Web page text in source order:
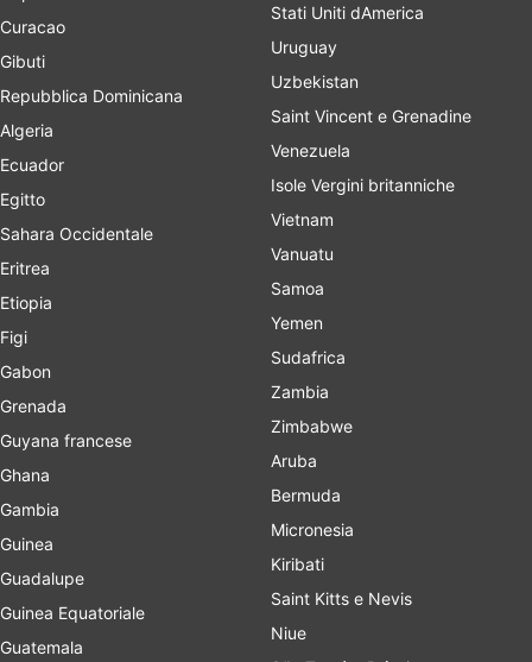
Curacao
Gibuti
Repubblica Dominicana
Algeria
Ecuador
Egitto
Sahara Occidentale
Eritrea
Etiopia
Figi
Gabon
Grenada
Guyana francese
Ghana
Gambia
Guinea
Guadalupe
Guinea Equatoriale
Guatemala
Stati Uniti dAmerica
Uruguay
Uzbekistan
Saint Vincent e Grenadine
Venezuela
Isole Vergini britanniche
Vietnam
Vanuatu
Samoa
Yemen
Sudafrica
Zambia
Zimbabwe
Aruba
Bermuda
Micronesia
Kiribati
Saint Kitts e Nevis
Niue